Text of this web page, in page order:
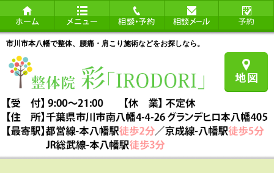
市川市本八幡で整体、腰痛・肩こり施術などをお探しなら。